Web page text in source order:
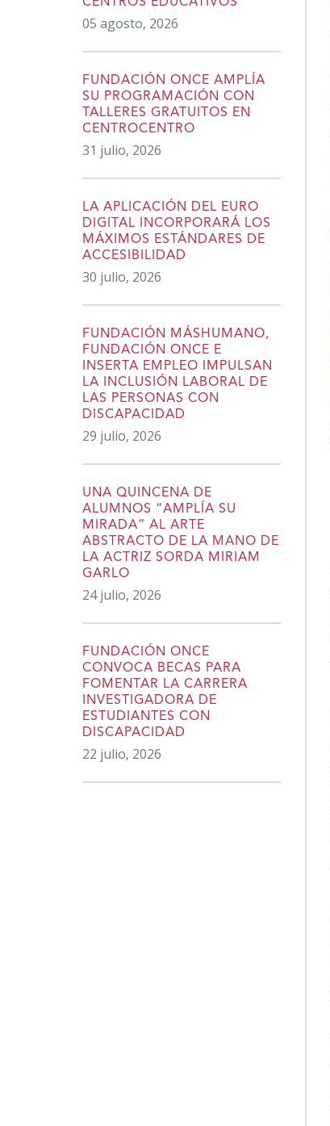
05 agosto, 2026
FUNDACIÓN ONCE AMPLÍA
SU PROGRAMACIÓN CON
TALLERES GRATUITOS EN
CENTROCENTRO
31 julio, 2026
LA APLICACIÓN DEL EURO
DIGITAL INCORPORARÁ LOS
MÁXIMOS ESTÁNDARES DE
ACCESIBILIDAD
30 julio, 2026
FUNDACIÓN MÁSHUMANO,
FUNDACIÓN ONCE E
INSERTA EMPLEO IMPULSAN
LA INCLUSIÓN LABORAL DE
LAS PERSONAS CON
DISCAPACIDAD
29 julio, 2026
UNA QUINCENA DE
ALUMNOS “AMPLÍA SU
MIRADA” AL ARTE
ABSTRACTO DE LA MANO DE
LA ACTRIZ SORDA MIRIAM
GARLO
24 julio, 2026
FUNDACIÓN ONCE
CONVOCA BECAS PARA
FOMENTAR LA CARRERA
INVESTIGADORA DE
ESTUDIANTES CON
DISCAPACIDAD
22 julio, 2026